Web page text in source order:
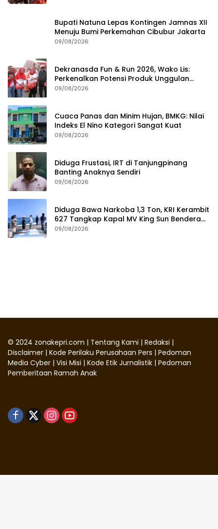
Bupati Natuna Lepas Kontingen Jamnas XII
Menuju Bumi Perkemahan Cibubur Jakarta
09/08/2026
Dekranasda Fun & Run 2026, Wako Lis:
Perkenalkan Potensi Produk Unggulan
Daerah
09/08/2026
Cuaca Panas dan Minim Hujan, BMKG: Nilai
Indeks El Nino Kategori Sangat Kuat
09/08/2026
Diduga Frustasi, IRT di Tanjungpinang
Banting Anaknya Sendiri
09/08/2026
Diduga Bawa Narkoba 1,3 Ton, KRI Kerambit
627 Tangkap Kapal MV King Sun Bendera
Tanzania
09/08/2026
© 2024 zonakepri.com | Tentang Kami | Redaksi |
Disclaimer | Kode Perilaku Perusahaan Pers | Pedoman
Media Cyber | Visi Misi | Kode Etik Jurnalistik | Pedoman
Pemberitaan Ramah Anak